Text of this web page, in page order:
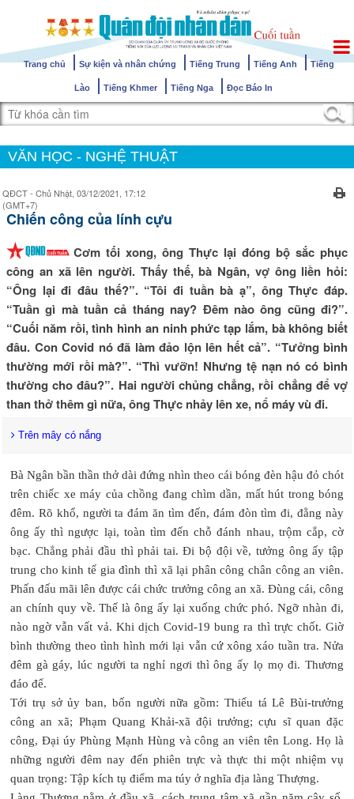
Trang chủ Sự kiện và nhân chứng Tiếng Trung Tiếng Anh Tiếng
Lào Tiếng Khmer Tiếng Nga Đọc Báo In
VĂN HỌC - NGHỆ THUẬT
QĐCT - Chủ Nhật, 03/12/2021, 17:12
(GMT+7)
Chiến công của lính cựu
Cơm tối xong, ông Thực lại đóng bộ sắc phục
công an xã lên người. Thấy thế, bà Ngân, vợ ông liền hỏi:
“Ông lại đi đâu thế?”. “Tôi đi tuần bà ạ”, ông Thực đáp.
“Tuần gì mà tuần cả tháng nay? Đêm nào ông cũng đi?”.
“Cuối năm rồi, tình hình an ninh phức tạp lắm, bà không biết
đâu. Con Covid nó đã làm đảo lộn lên hết cả”. “Tưởng bình
thường mới rồi mà?”. “Thì vưỡn! Nhưng tệ nạn nó có bình
thường cho đâu?”. Hai người chủng chẳng, rồi chẳng để vợ
than thở thêm gì nữa, ông Thực nhảy lên xe, nổ máy vù đi.
Trên mây có nắng
Bà Ngân bần thần thở dài đứng nhìn theo cái bóng đèn hậu đỏ chót
trên chiếc xe máy của chồng đang chìm dần, mất hút trong bóng
đêm. Rõ khổ, người ta đám ăn tìm đến, đám đòn tìm đi, đằng này
ông ấy thì ngược lại, toàn tìm đến chỗ đánh nhau, trộm cắp, cờ
bạc. Chẳng phải đầu thì phải tai. Đi bộ đội về, tưởng ông ấy tập
trung cho kinh tế gia đình thì xã lại phân công chân công an viên.
Phấn đấu mãi lên được cái chức trưởng công an xã. Đùng cái, công
an chính quy về. Thế là ông ấy lại xuống chức phó. Ngỡ nhàn đi,
nào ngờ vẫn vất vả. Khi dịch Covid-19 bung ra thì trực chốt. Giờ
bình thường theo tình hình mới lại vẫn cứ xông xáo tuần tra. Nửa
đêm gà gáy, lúc người ta nghỉ ngơi thì ông ấy lọ mọ đi. Thương
đáo để.
Tới trụ sở ủy ban, bốn người nữa gồm: Thiếu tá Lê Bùi-trưởng
công an xã; Phạm Quang Khải-xã đội trưởng; cựu sĩ quan đặc
công, Đại úy Phùng Mạnh Hùng và công an viên tên Long. Họ là
những người đêm nay đến phiên trực và thực thi một nhiệm vụ
quan trọng: Tập kích tụ điểm ma túy ở nghĩa địa làng Thượng.